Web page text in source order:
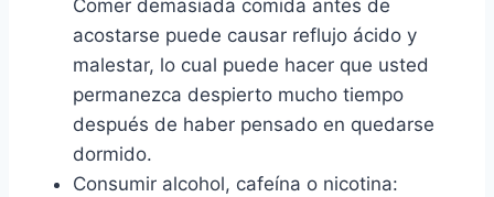
Comer demasiada comida antes de
acostarse puede causar reflujo ácido y
malestar, lo cual puede hacer que usted
permanezca despierto mucho tiempo
después de haber pensado en quedarse
dormido.
Consumir alcohol, cafeína o nicotina: